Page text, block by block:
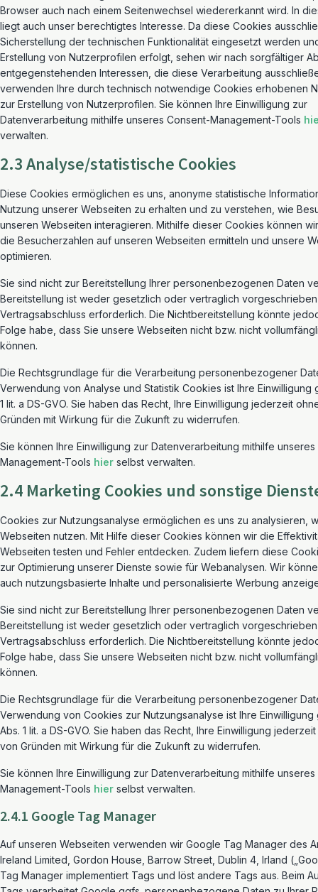
Browser auch nach einem Seitenwechsel wiedererkannt wird. In
liegt auch unser berechtigtes Interesse. Da diese Cookies
Sicherstellung der technischen Funktionalität eingesetzt werden
Erstellung von Nutzerprofilen erfolgt, sehen wir nach sorgfältiger
entgegenstehenden Interessen, die diese Verarbeitung
verwenden Ihre durch technisch notwendige Cookies erhobenen
zur Erstellung von Nutzerprofilen. Sie können Ihre Einwilligung zur
Datenverarbeitung mithilfe unseres Consent-Management-Tools
verwalten.
2.3 Analyse/statistische Cookies
Diese Cookies ermöglichen es uns, anonyme statistische
Nutzung unserer Webseiten zu erhalten und zu verstehen, wie
unseren Webseiten interagieren. Mithilfe dieser Cookies können
die Besucherzahlen auf unseren Webseiten ermitteln und unsere
optimieren.
Sie sind nicht zur Bereitstellung Ihrer personenbezogenen Daten
Bereitstellung ist weder gesetzlich oder vertraglich
Vertragsabschluss erforderlich. Die Nichtbereitstellung könnte
Folge habe, dass Sie unsere Webseiten nicht bzw. nicht
können.
Die Rechtsgrundlage für die Verarbeitung personenbezogener
Verwendung von Analyse und Statistik Cookies ist Ihre Einwilligung
1 lit. a DS-GVO. Sie haben das Recht, Ihre Einwilligung jederzeit
Gründen mit Wirkung für die Zukunft zu widerrufen.
Sie können Ihre Einwilligung zur Datenverarbeitung mithilfe
Management-Tools hier selbst verwalten.
2.4 Marketing Cookies und sonstige
Cookies zur Nutzungsanalyse ermöglichen es uns zu analysieren,
Webseiten nutzen. Mit Hilfe dieser Cookies können wir die
Webseiten testen und Fehler entdecken. Zudem liefern diese
zur Optimierung unserer Dienste sowie für Webanalysen. Wir
auch nutzungsbasierte Inhalte und personalisierte Werbung
Sie sind nicht zur Bereitstellung Ihrer personenbezogenen Daten
Bereitstellung ist weder gesetzlich oder vertraglich
Vertragsabschluss erforderlich. Die Nichtbereitstellung könnte
Folge habe, dass Sie unsere Webseiten nicht bzw. nicht
können.
Die Rechtsgrundlage für die Verarbeitung personenbezogener
Verwendung von Cookies zur Nutzungsanalyse ist Ihre Einwilligung
Abs. 1 lit. a DS-GVO. Sie haben das Recht, Ihre Einwilligung
von Gründen mit Wirkung für die Zukunft zu widerrufen.
Sie können Ihre Einwilligung zur Datenverarbeitung mithilfe
Management-Tools hier selbst verwalten.
2.4.1 Google Tag Manager
Auf unseren Webseiten verwenden wir Google Tag Manager des
Ireland Limited, Gordon House, Barrow Street, Dublin 4, Irland
Tag Manager implementiert Tags und löst andere Tags aus. Beim